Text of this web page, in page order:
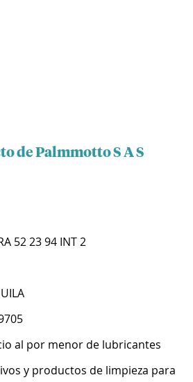
de Palmmotto S A S
52 23 94 INT 2
al por menor de lubricantes
y productos de limpieza para